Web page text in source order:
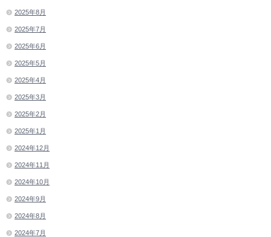
2025年8月
2025年7月
2025年6月
2025年5月
2025年4月
2025年3月
2025年2月
2025年1月
2024年12月
2024年11月
2024年10月
2024年9月
2024年8月
2024年7月